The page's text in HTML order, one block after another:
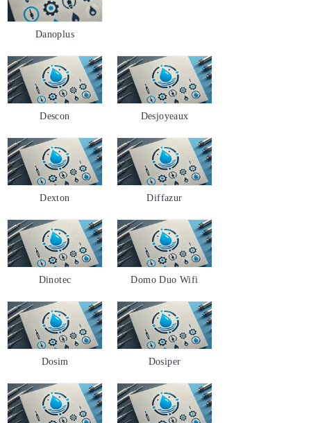
Danoplus
Descon Desjoyeaux
Dexton Diffazur
Dinotec Domo Duo Wifi
Dosim Dosiper